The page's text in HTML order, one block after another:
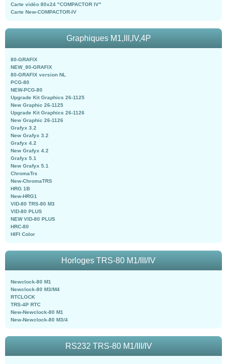
Carte vidéo 80x24 "COMPACTOR IV"
Carte New-COMPACTOR-IV
Graphiques M1,III,IV,4P
80-GRAFIX
NEW_80-GRAFIX
80-GRAFIX version NL
PCG-80
NEW-PCG-80
Upgrade Kit Graphics 26-1125
New Graphic 26-1125
Upgrade Kit Graphics 26-1126
New Graphic 26-1126
Grafyx 3.2
New Grafyx 3.2
Grafyx 4.2
New Grafyx 4.2
Grafyx 5.1
New Grafyx 5.1
ChromaTrs
New-ChromaTRS
HRG 1B
New-HRG1
VID-80 TRS-80 M3
VID-80 PLUS
NEW VID-80 PLUS
HRC-80
HIFI Color
Horloges TRS-80 M1/III/IV
Newclock-80 M1
Newclock-80 M3/M4
RTCLOCK
TRS-4P RTC
New-Newclock-80 M1
New-Newclock-80 M3/4
RS232 TRS-80 M1/III/IV